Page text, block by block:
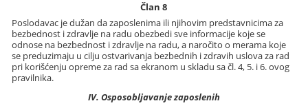
Član 8
Poslodavac je dužan da zaposlenima ili njihovim predstavnicima za
bezbednost i zdravlje na radu obezbedi sve informacije koje se
odnose na bezbednost i zdravlje na radu, a naročito o merama koje
se preduzimaju u cilju ostvarivanja bezbednih i zdravih uslova za rad
pri korišćenju opreme za rad sa ekranom u skladu sa čl. 4, 5. i 6. ovog
pravilnika.
IV. Osposobljavanje zaposlenih